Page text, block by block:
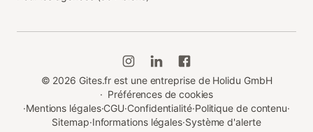
© 2026 Gites.fr est une entreprise de Holidu GmbH
· Préférences de cookies
·Mentions légales·CGU·Confidentialité·Politique de contenu·
Sitemap·Informations légales·Système d'alerte